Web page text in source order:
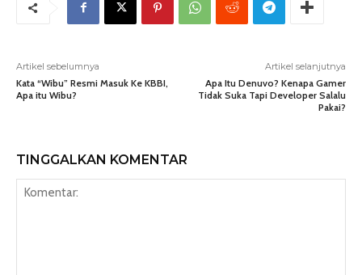
Artikel sebelumnya
Kata “Wibu” Resmi Masuk Ke KBBI,
Apa itu Wibu?
Artikel selanjutnya
Apa Itu Denuvo? Kenapa Gamer
Tidak Suka Tapi Developer Salalu
Pakai?
TINGGALKAN KOMENTAR